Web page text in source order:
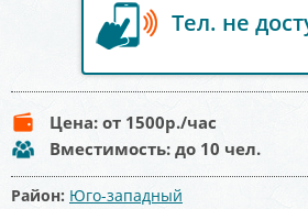
Тел. не
Цена: от 1500р./час
Вместимость: до 10 чел.
Район: Юго-западный